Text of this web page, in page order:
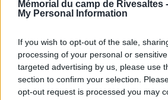
Mémorial du camp de Rivesaltes -
My Personal Information
If you wish to opt-out of the sale,
processing of your personal or
targeted advertising by us, please use
section to confirm your selection.
opt-out request is processed you may